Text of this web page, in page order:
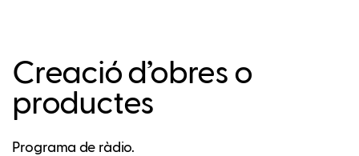
Creació d’obres o
productes
Programa de ràdio.